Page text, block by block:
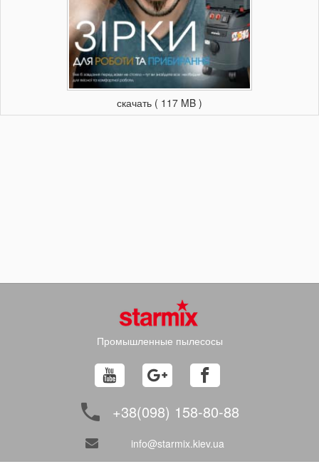
скачать ( 117 MB )
Промышленные пылесосы
+38(098) 158-80-88
info@starmix.kiev.ua